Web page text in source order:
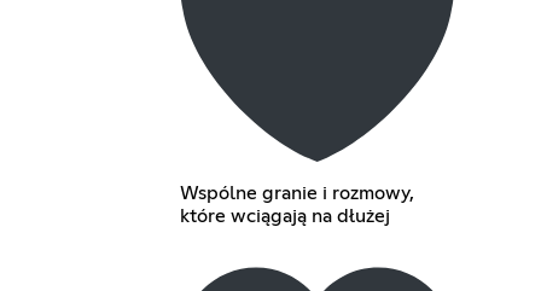
Wspólne granie i rozmowy,
które wciągają na dłużej